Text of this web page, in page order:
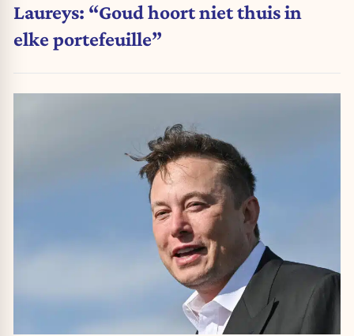
Laureys: “Goud hoort niet thuis in
elke portefeuille”